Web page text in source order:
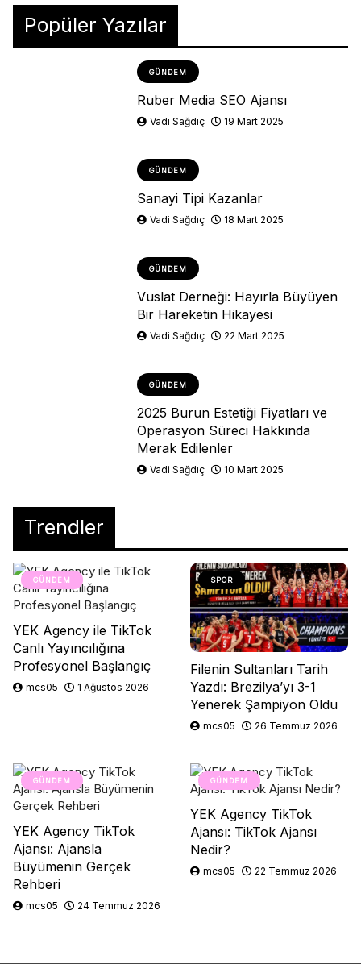
Popüler Yazılar
GÜNDEM
Ruber Media SEO Ajansı
Vadi Sağdıç 19 Mart 2025
GÜNDEM
Sanayi Tipi Kazanlar
Vadi Sağdıç 18 Mart 2025
GÜNDEM
Vuslat Derneği: Hayırla Büyüyen
Bir Hareketin Hikayesi
Vadi Sağdıç 22 Mart 2025
GÜNDEM
2025 Burun Estetiği Fiyatları ve
Operasyon Süreci Hakkında
Merak Edilenler
Vadi Sağdıç 10 Mart 2025
Trendler
GÜNDEM
YEK Agency ile TikTok
Canlı Yayıncılığına
Profesyonel Başlangıç
mcs05 1 Ağustos 2026
SPOR
Filenin Sultanları Tarih
Yazdı: Brezilya’yı 3-1
Yenerek Şampiyon Oldu
mcs05 26 Temmuz 2026
GÜNDEM
YEK Agency TikTok
Ajansı: Ajansla
Büyümenin Gerçek
Rehberi
mcs05 24 Temmuz 2026
GÜNDEM
YEK Agency TikTok
Ajansı: TikTok Ajansı
Nedir?
mcs05 22 Temmuz 2026